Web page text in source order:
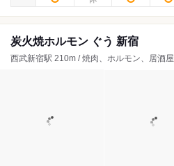
炭火焼ホルモン ぐう 新宿
西武新宿駅 210m / 焼肉、ホルモン、居酒屋